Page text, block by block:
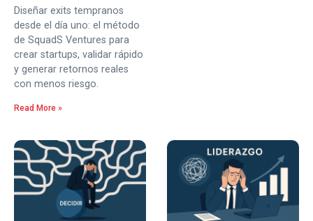
Diseñar exits tempranos
desde el día uno: el método
de SquadS Ventures para
crear startups, validar rápido
y generar retornos reales
con menos riesgo.
Read More »